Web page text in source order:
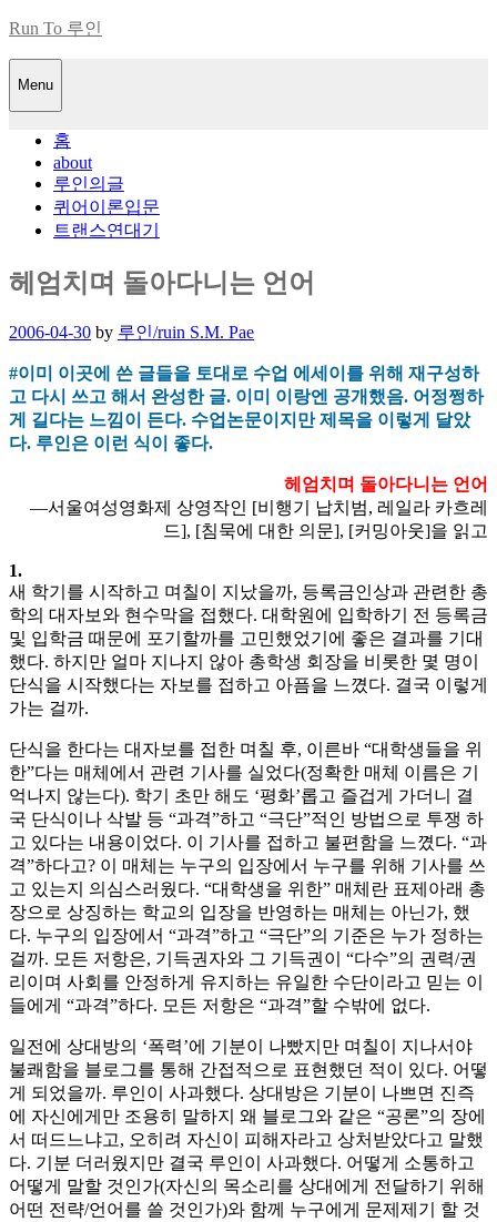
Skip
content
Run To 루인
Menu
홈
about
루인의글
퀴어이론입문
트랜스연대기
헤엄치며 돌아다니는 언어
Posted
2006-04-30 by 루인/ruin S.M. Pae
#이미 이곳에 쓴 글들을 토대로 수업 에세이를 위해 재구성하
고 다시 쓰고 해서 완성한 글. 이미 이랑엔 공개했음. 어정쩡하
게 길다는 느낌이 든다. 수업논문이지만 제목을 이렇게 달았
다. 루인은 이런 식이 좋다.
헤엄치며 돌아다니는 언어
―서울여성영화제 상영작인 [비행기 납치범, 레일라 카흐레
드], [침묵에 대한 의문], [커밍아웃]을 읽고
1.
새 학기를 시작하고 며칠이 지났을까, 등록금인상과 관련한 총
학의 대자보와 현수막을 접했다. 대학원에 입학하기 전 등록금
및 입학금 때문에 포기할까를 고민했었기에 좋은 결과를 기대
했다. 하지만 얼마 지나지 않아 총학생 회장을 비롯한 몇 명이
단식을 시작했다는 자보를 접하고 아픔을 느꼈다. 결국 이렇게
가는 걸까.
단식을 한다는 대자보를 접한 며칠 후, 이른바 “대학생들을 위
한”다는 매체에서 관련 기사를 실었다(정확한 매체 이름은 기
억나지 않는다). 학기 초만 해도 ‘평화’롭고 즐겁게 가더니 결
국 단식이나 삭발 등 “과격”하고 “극단”적인 방법으로 투쟁 하
고 있다는 내용이었다. 이 기사를 접하고 불편함을 느꼈다. “과
격”하다고? 이 매체는 누구의 입장에서 누구를 위해 기사를 쓰
고 있는지 의심스러웠다. “대학생을 위한” 매체란 표제아래 총
장으로 상징하는 학교의 입장을 반영하는 매체는 아닌가, 했
다. 누구의 입장에서 “과격”하고 “극단”의 기준은 누가 정하는
걸까. 모든 저항은, 기득권자와 그 기득권이 “다수”의 권력/권
리이며 사회를 안정하게 유지하는 유일한 수단이라고 믿는 이
들에게 “과격”하다. 모든 저항은 “과격”할 수밖에 없다.
일전에 상대방의 ‘폭력’에 기분이 나빴지만 며칠이 지나서야
불쾌함을 블로그를 통해 간접적으로 표현했던 적이 있다. 어떻
게 되었을까. 루인이 사과했다. 상대방은 기분이 나쁘면 진즉
에 자신에게만 조용히 말하지 왜 블로그와 같은 “공론”의 장에
서 떠드느냐고, 오히려 자신이 피해자라고 상처받았다고 말했
다. 기분 더러웠지만 결국 루인이 사과했다. 어떻게 소통하고
어떻게 말할 것인가(자신의 목소리를 상대에게 전달하기 위해
어떤 전략/언어를 쓸 것인가)와 함께 누구에게 문제제기 할 것